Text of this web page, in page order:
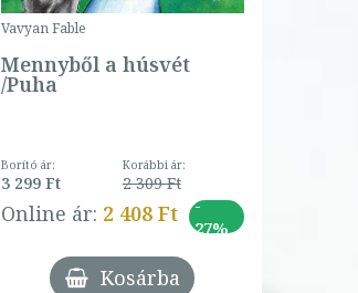
Vavyan Fable
Mennyből a húsvét
/Puha
Borító ár:
3 299 Ft
Korábbi ár:
2 309 Ft
Online ár: 2 408 Ft
-
27%
Kosárba